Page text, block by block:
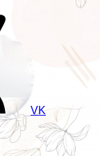
VK